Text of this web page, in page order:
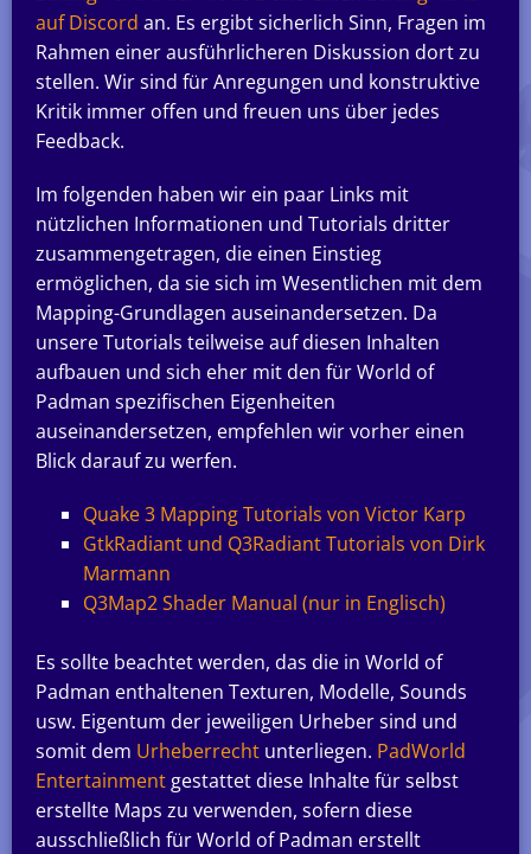
auf Discord an. Es ergibt sicherlich Sinn, Fragen im
Rahmen einer ausführlicheren Diskussion dort zu
stellen. Wir sind für Anregungen und konstruktive
Kritik immer offen und freuen uns über jedes
Feedback.
Im folgenden haben wir ein paar Links mit
nützlichen Informationen und Tutorials dritter
zusammengetragen, die einen Einstieg
ermöglichen, da sie sich im Wesentlichen mit dem
Mapping-Grundlagen auseinandersetzen. Da
unsere Tutorials teilweise auf diesen Inhalten
aufbauen und sich eher mit den für World of
Padman spezifischen Eigenheiten
auseinandersetzen, empfehlen wir vorher einen
Blick darauf zu werfen.
Quake 3 Mapping Tutorials von Victor Karp
GtkRadiant und Q3Radiant Tutorials von Dirk
Marmann
Q3Map2 Shader Manual (nur in Englisch)
Es sollte beachtet werden, das die in World of
Padman enthaltenen Texturen, Modelle, Sounds
usw. Eigentum der jeweiligen Urheber sind und
somit dem Urheberrecht unterliegen. PadWorld
Entertainment gestattet diese Inhalte für selbst
erstellte Maps zu verwenden, sofern diese
ausschließlich für World of Padman erstellt